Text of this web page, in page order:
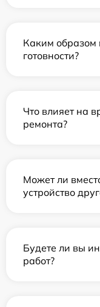
Каким образом
готовности?
Что влияет на
ремонта?
Может ли
устройство
Будете ли вы
работ?